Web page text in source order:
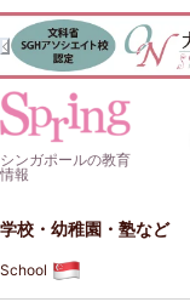
シンガポールの教育
情報
学校・幼稚園・塾など​​
School